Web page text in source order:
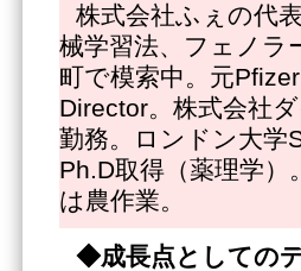
株式会社ふぇの代
械学習法、フェノラ
町で模索中。元
Director。株式会社
勤務。ロンドン大学
Ph.D取得（薬理学）
は農作業。
◆成長点としての